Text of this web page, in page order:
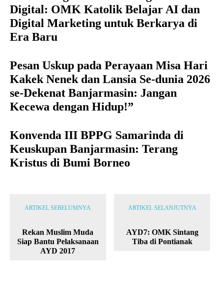
Digital: OMK Katolik Belajar AI dan
Digital Marketing untuk Berkarya di
Era Baru
Pesan Uskup pada Perayaan Misa Hari
Kakek Nenek dan Lansia Se-dunia 2026
se-Dekenat Banjarmasin: Jangan
Kecewa dengan Hidup!”
Konvenda III BPPG Samarinda di
Keuskupan Banjarmasin: Terang
Kristus di Bumi Borneo
ARTIKEL SEBELUMNYA
Rekan Muslim Muda
Siap Bantu Pelaksanaan
AYD 2017
ARTIKEL SELANJUTNYA
AYD7: OMK Sintang
Tiba di Pontianak